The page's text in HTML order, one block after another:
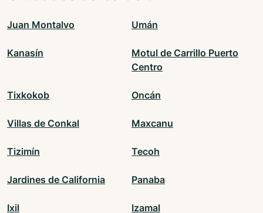
Juan Montalvo Umán
Kanasín
Motul de Carrillo Puerto
Centro
Tixkokob Oncán
Villas de Conkal Maxcanu
Tizimín Tecoh
Jardines de California Panaba
Ixil Izamal